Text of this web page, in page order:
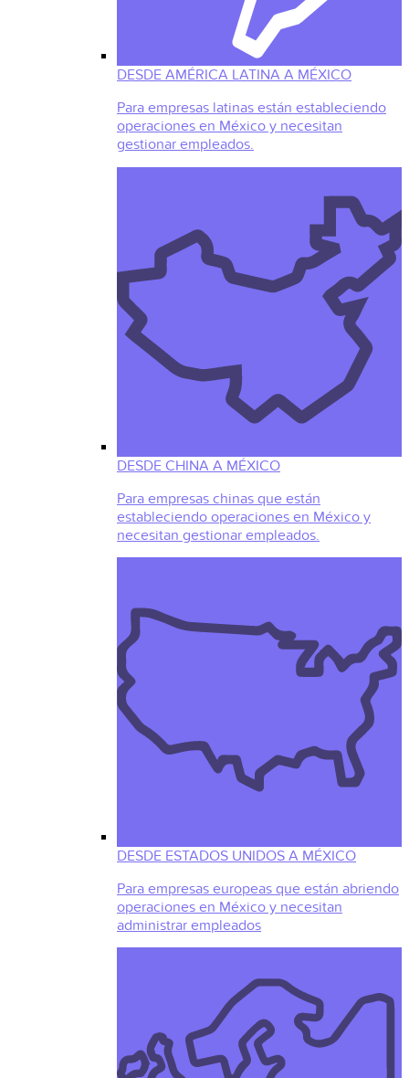
DESDE AMÉRICA LATINA A MÉXICO
Para empresas latinas están estableciendo
operaciones en México y necesitan
gestionar empleados.
DESDE CHINA A MÉXICO
Para empresas chinas que están
estableciendo operaciones en México y
necesitan gestionar empleados.
DESDE ESTADOS UNIDOS A MÉXICO
Para empresas europeas que están abriendo
operaciones en México y necesitan
administrar empleados